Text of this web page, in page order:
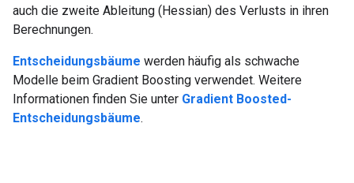
auch die zweite Ableitung (Hessian) des Verlusts in ihren
Berechnungen.
Entscheidungsbäume werden häufig als schwache
Modelle beim Gradient Boosting verwendet. Weitere
Informationen finden Sie unter Gradient Boosted-
Entscheidungsbäume.